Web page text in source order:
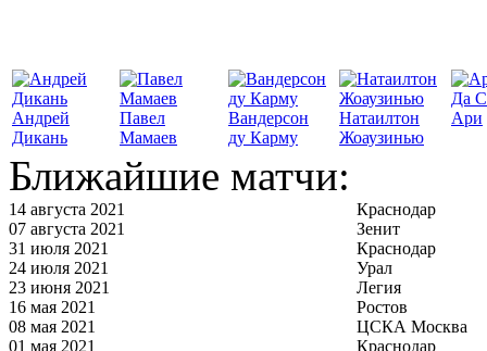
Андрей
Дикань
Павел
Мамаев
Вандерсон
ду Карму
Натаилтон
Жоаузинью
Да
Ари
Ближайшие матчи:
14 августа 2021
Краснодар
07 августа 2021
Зенит
31 июля 2021
Краснодар
24 июля 2021
Урал
23 июня 2021
Легия
16 мая 2021
Ростов
08 мая 2021
ЦСКА Москва
01 мая 2021
Краснодар